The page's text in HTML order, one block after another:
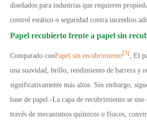
diseñados para industrias que requieren
control estático o seguridad contra incendios
Papel recubierto frente a papel sin
Comparado conPapel sin recubrimiento [3]
, El
una suavidad, brillo, rendimiento de barrera y
significativamente más altos. Sin embargo,
base de papel. -La capa de recubrimiento se
través de mecanismos químicos o físicos,